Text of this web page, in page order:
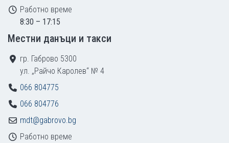
Работно време
8:30 – 17:15
Местни данъци и такси
гр. Габрово 5300
ул. „Райчо Каролев“ № 4
066 804775
066 804776
mdt@gabrovo.bg
Работно време